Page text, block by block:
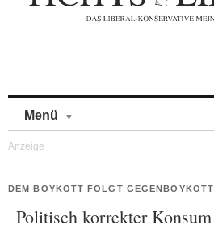
Menü
DEM BOYKOTT FOLGT GEGENBOYKOTT
Politisch korrekter Konsum